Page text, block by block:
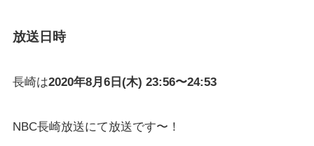
放送日時
長崎は2020年8月6日(木) 23:56〜24:53
NBC長崎放送にて放送です〜！